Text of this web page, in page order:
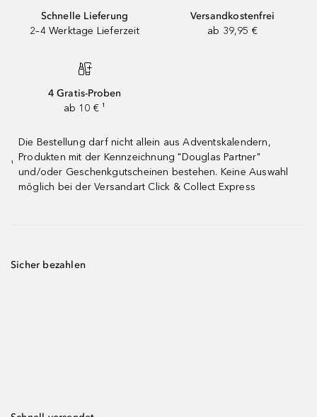
Schnelle Lieferung
2–4 Werktage Lieferzeit
Versandkostenfrei
ab 39,95 €
4 Gratis-Proben
ab 10 € ¹
¹
Die Bestellung darf nicht allein aus Adventskalendern,
Produkten mit der Kennzeichnung "Douglas Partner"
und/oder Geschenkgutscheinen bestehen. Keine Auswahl
möglich bei der Versandart Click & Collect Express
Sicher bezahlen